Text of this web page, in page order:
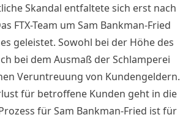
Skandal entfaltete sich erst nach
FTX-Team um Sam Bankman-Fried
geleistet. Sowohl bei der Höhe des
bei dem Ausmaß derSchlamperei
Veruntreuung von Kundengeldern.
für betroffene Kunden geht in die
für Sam Bankman-Fried ist für